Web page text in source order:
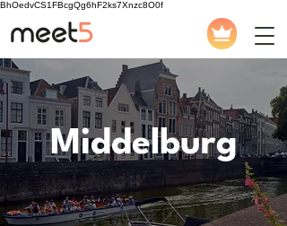
BhOedvCS1FBcgQg6hF2ks7Xnzc8O0f
Middelburg